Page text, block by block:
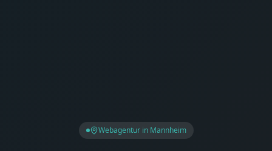
Webagentur in Mannheim